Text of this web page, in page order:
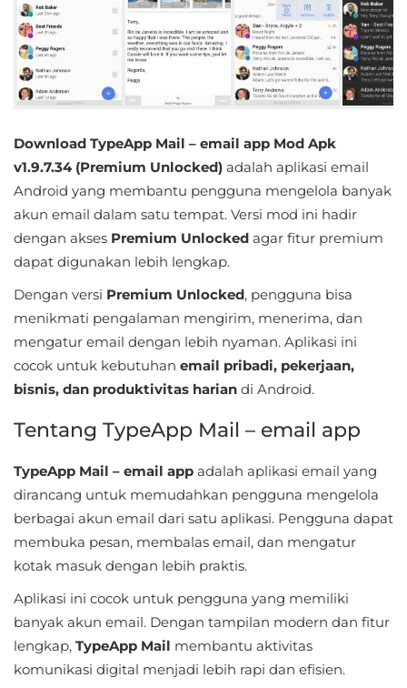
First
Person
Horror
Music
Puzzle
Racing
Role
Playing
Sandbox
Shooting
Simulation
Sports
Standalone
Story-
Driven
Strategi
Trivia
Download TypeApp Mail – email app Mod Apk
v1.9.7.34 (Premium Unlocked) adalah aplikasi email
Android yang membantu pengguna mengelola banyak
akun email dalam satu tempat. Versi mod ini hadir
dengan akses Premium Unlocked agar fitur premium
dapat digunakan lebih lengkap.
Dengan versi Premium Unlocked, pengguna bisa
menikmati pengalaman mengirim, menerima, dan
mengatur email dengan lebih nyaman. Aplikasi ini
cocok untuk kebutuhan email pribadi, pekerjaan,
bisnis, dan produktivitas harian di Android.
Tentang TypeApp Mail – email app
TypeApp Mail – email app adalah aplikasi email yang
dirancang untuk memudahkan pengguna mengelola
berbagai akun email dari satu aplikasi. Pengguna dapat
membuka pesan, membalas email, dan mengatur
kotak masuk dengan lebih praktis.
Aplikasi ini cocok untuk pengguna yang memiliki
banyak akun email. Dengan tampilan modern dan fitur
lengkap, TypeApp Mail membantu aktivitas
komunikasi digital menjadi lebih rapi dan efisien.